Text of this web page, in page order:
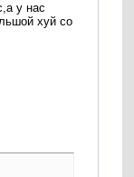
у нас
хуй со